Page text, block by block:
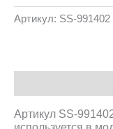
Артикул: SS-991402
Артикул SS-